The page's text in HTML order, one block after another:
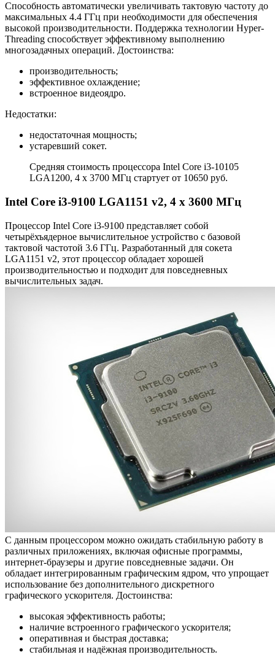
Способность автоматически увеличивать тактовую частоту до
максимальных 4.4 ГГц при необходимости для обеспечения
высокой производительности. Поддержка технологии Hyper-
Threading способствует эффективному выполнению
многозадачных операций. Достоинства:
производительность;
эффективное охлаждение;
встроенное видеоядро.
Недостатки:
недостаточная мощность;
устаревший сокет.
Средняя стоимость процессора Intel Core i3-10105
LGA1200, 4 x 3700 МГц стартует от 10650 руб.
Intel Core i3-9100 LGA1151 v2, 4 x 3600 МГц
Процессор Intel Core i3-9100 представляет собой
четырёхъядерное вычислительное устройство с базовой
тактовой частотой 3.6 ГГц. Разработанный для сокета
LGA1151 v2, этот процессор обладает хорошей
производительностью и подходит для повседневных
вычислительных задач.
С данным процессором можно ожидать стабильную работу в
различных приложениях, включая офисные программы,
интернет-браузеры и другие повседневные задачи. Он
обладает интегрированным графическим ядром, что упрощает
использование без дополнительного дискретного
графического ускорителя. Достоинства:
высокая эффективность работы;
наличие встроенного графического ускорителя;
оперативная и быстрая доставка;
стабильная и надёжная производительность.